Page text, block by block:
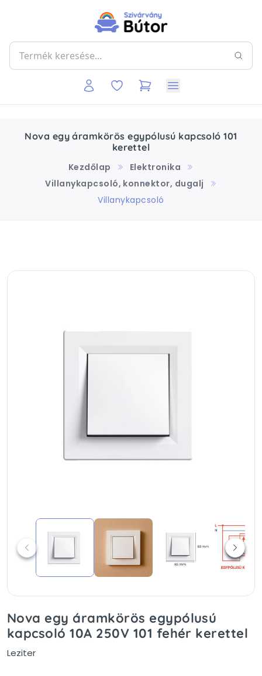
Nova egy áramkörös egypólusú kapcsoló 101
kerettel
Kezdőlap
Elektronika
Villanykapcsoló, konnektor, dugalj
Villanykapcsoló
Nova egy áramkörös egypólusú
kapcsoló 10A 250V 101 fehér kerettel
Leziter